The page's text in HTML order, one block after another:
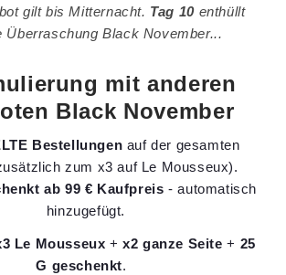
gilt bis Mitternacht. Tag 10enthüllt
Überraschung Black November...
mit anderen
Black November
Bestellungen auf der gesamten
zum x3 auf Le Mousseux).
ab 99 € Kaufpreis - automatisch
hinzugefügt.
Le Mousseux +x2 ganze Seite + 25
G geschenkt.